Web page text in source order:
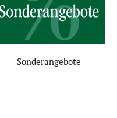
Sonderangebote